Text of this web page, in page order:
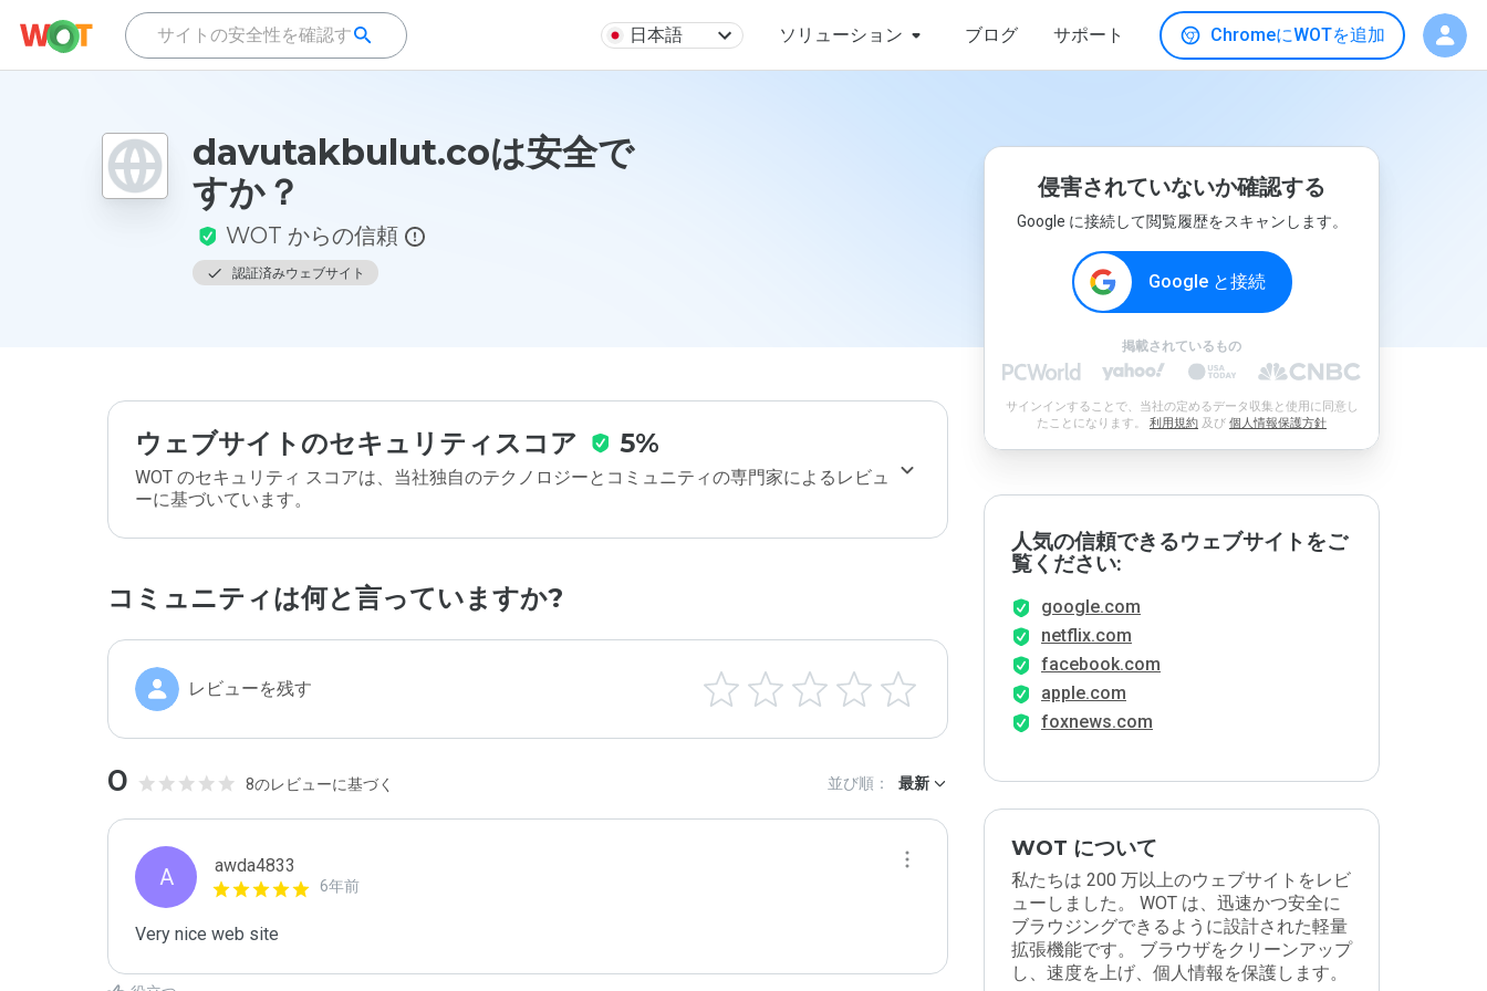
日本語 ソリューション ブログ サポート ChromeにWOTを追加
davutakbulut.coは安全で
すか？
WOT からの信頼
認証済みウェブサイト
ウェブサイトのセキュリティスコア 5%
WOT のセキュリティ スコアは、当社独自のテクノロジーとコミュニティの専門家によるレビュ
ーに基づいています。
コミュニティは何と言っていますか?
レビューを残す
0 8のレビューに基づく 並び順： 最新
A awda4833
6年前
Very nice web site
侵害されていないか確認する
Google に接続して閲覧履歴をスキャンします。
Google と接続
掲載されているもの
サインインすることで、当社の定めるデータ収集と使用に同意し
たことになります。 利用規約 及び 個人情報保護方針
人気の信頼できるウェブサイトをご
覧ください:
google.com
netflix.com
facebook.com
apple.com
foxnews.com
WOT について
私たちは 200 万以上のウェブサイトをレビ
ューしました。 WOT は、迅速かつ安全に
ブラウジングできるように設計された軽量
拡張機能です。 ブラウザをクリーンアップ
し、速度を上げ、個人情報を保護します。